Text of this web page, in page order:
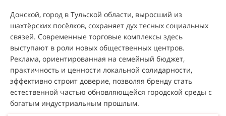
Донской, город в Тульской области, выросший из
шахтёрских посёлков, сохраняет дух тесных социальных
связей. Современные торговые комплексы здесь
выступают в роли новых общественных центров.
Реклама, ориентированная на семейный бюджет,
практичность и ценности локальной солидарности,
эффективно строит доверие, позволяя бренду стать
естественной частью обновляющейся городской среды с
богатым индустриальным прошлым.